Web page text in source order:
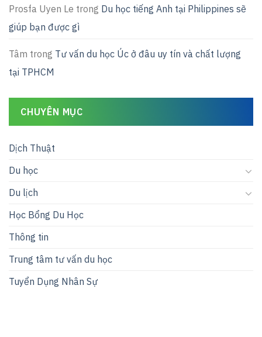
Prosfa Uyen Le trong Du học tiếng Anh tại Philippines sẽ
giúp bạn được gì
Tâm trong Tư vấn du học Úc ở đâu uy tín và chất lượng
tại TPHCM
CHUYÊN MỤC
Dịch Thuật
Du học
Du lịch
Học Bổng Du Học
Thông tin
Trung tâm tư vấn du học
Tuyển Dụng Nhân Sự